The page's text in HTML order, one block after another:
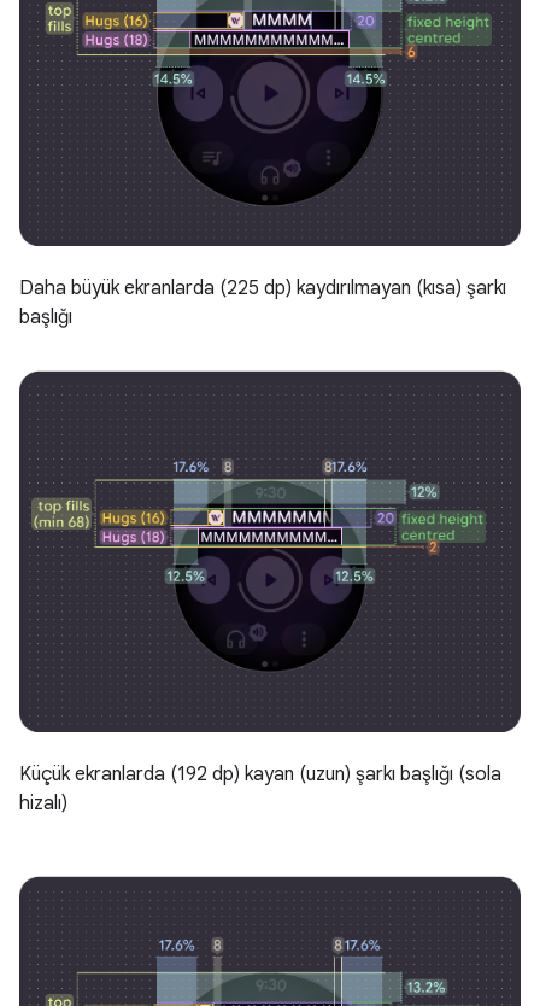
Daha büyük ekranlarda (225 dp) kaydırılmayan (kısa) şarkı
başlığı
Küçük ekranlarda (192 dp) kayan (uzun) şarkı başlığı (sola
hizalı)